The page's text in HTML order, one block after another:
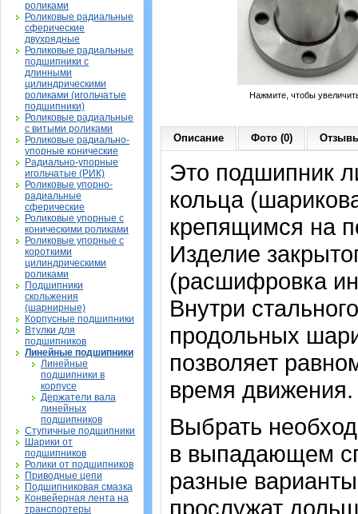
роликами
Роликовые радиальные
сферические
двухрядные
Роликовые радиальные
подшипники с
длинными
цилиндрическими
роликами (игольчатые
подшипники)
Роликовые радиальные
с витыми роликами
Роликовые радиально-
упорные конические
Радиально-упорные
игольчатые (РИК)
Роликовые упорно-
радиальные
сферические
Роликовые упорные с
коническими роликами
Роликовые упорные с
короткими
цилиндрическими
роликами
Подшипники
скольжения
(шарнирные)
Корпусные подшипники
Втулки для
подшипников
Линейные подшипники
Линейные
подшипники в
корпусе
Держатели вала
линейных
подшипников
Ступичные подшипники
Шарики от
подшипников
Ролики от подшипников
Приводные цепи
Подшипниковая смазка
Конвейерная лента на
транспортеры
Нажмите, чтобы
Описание Фото (0)
Это подшипник
кольца
крепящимся на
Изделие
(расшифровка
Внутри
продольных
позволяет
время движения.
Выбрать
в выпадающем
разные
прослужат